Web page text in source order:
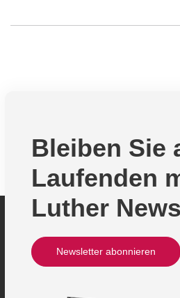
Bleiben Sie
Laufenden
Luther
Newsletter abonnieren